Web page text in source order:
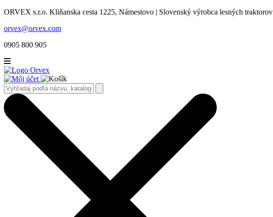
ORVEX s.r.o. Kliňanska cesta 1225, Námestovo | Slovenský výrobca lesných traktorov
orvex@orvex.com
0905 800 905